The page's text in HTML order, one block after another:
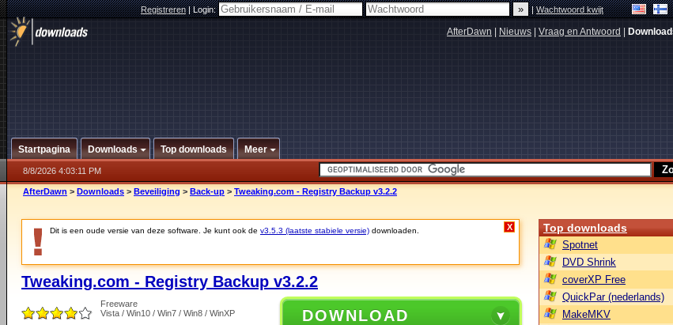
Registreren|Login: |Wachtwoord kwijt
AfterDawn Nieuws Vraag en Antwoord
Startpagina Downloads Top downloads Meer
8/8/2026 4:03:11 PM
AfterDawn > Downloads > Beveiliging > Back-up > Tweaking.com - Registry Backup v3.2.2
Dit is een oude versie van deze software. Je kunt ook de v3.5.3 (laatste stabiele versie) downloaden. X
Tweaking.com - Registry Backup v3.2.2
Freeware
Vista / Win10 / Win7 / Win8 / WinXP
DOWNLOAD
Top downloads
Spotnet
DVD Shrink
coverXP Free
QuickPar (nederlands)
MakeMKV